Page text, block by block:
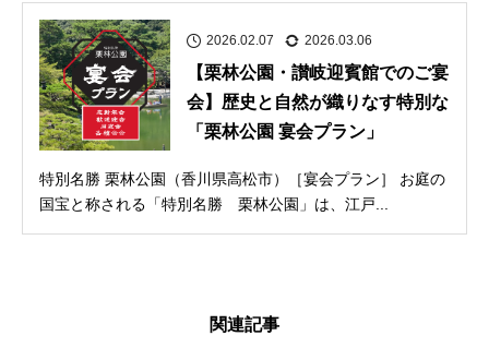
2026.02.07 2026.03.06
【栗林公園・讃岐迎賓館でのご宴
会】歴史と自然が織りなす特別な
「栗林公園 宴会プラン」
特別名勝 栗林公園（香川県高松市）［宴会プラン］ お庭の
国宝と称される「特別名勝 栗林公園」は、江戸...
関連記事